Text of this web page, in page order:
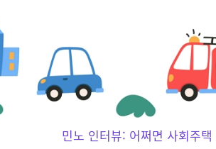
민노 인터뷰: 어쩌면 사회주